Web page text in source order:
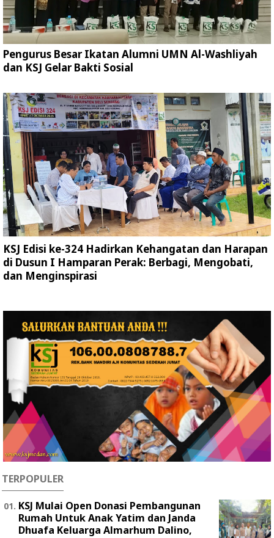
Pengurus Besar Ikatan Alumni UMN Al-Washliyah
dan KSJ Gelar Bakti Sosial
KSJ Edisi ke-324 Hadirkan Kehangatan dan Harapan
di Dusun I Hamparan Perak: Berbagi, Mengobati,
dan Menginspirasi
TERPOPULER
KSJ Mulai Open Donasi Pembangunan
Rumah Untuk Anak Yatim dan Janda
Dhuafa Keluarga Almarhum Dalino,